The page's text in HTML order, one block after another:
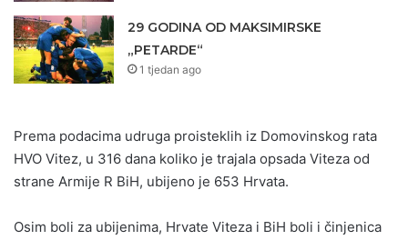
29 GODINA OD MAKSIMIRSKE
„PETARDE“
1 tjedan ago
Prema podacima udruga proisteklih iz Domovinskog rata
HVO Vitez, u 316 dana koliko je trajala opsada Viteza od
strane Armije R BiH, ubijeno je 653 Hrvata.
Osim boli za ubijenima, Hrvate Viteza i BiH boli i činjenica